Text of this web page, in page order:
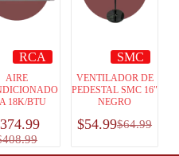
RCA
AIRE
18K/BTU
408.99
374.99
SMC
VENTILADOR DE
PEDESTAL SMC 16″
NEGRO
$64.99
$54.99